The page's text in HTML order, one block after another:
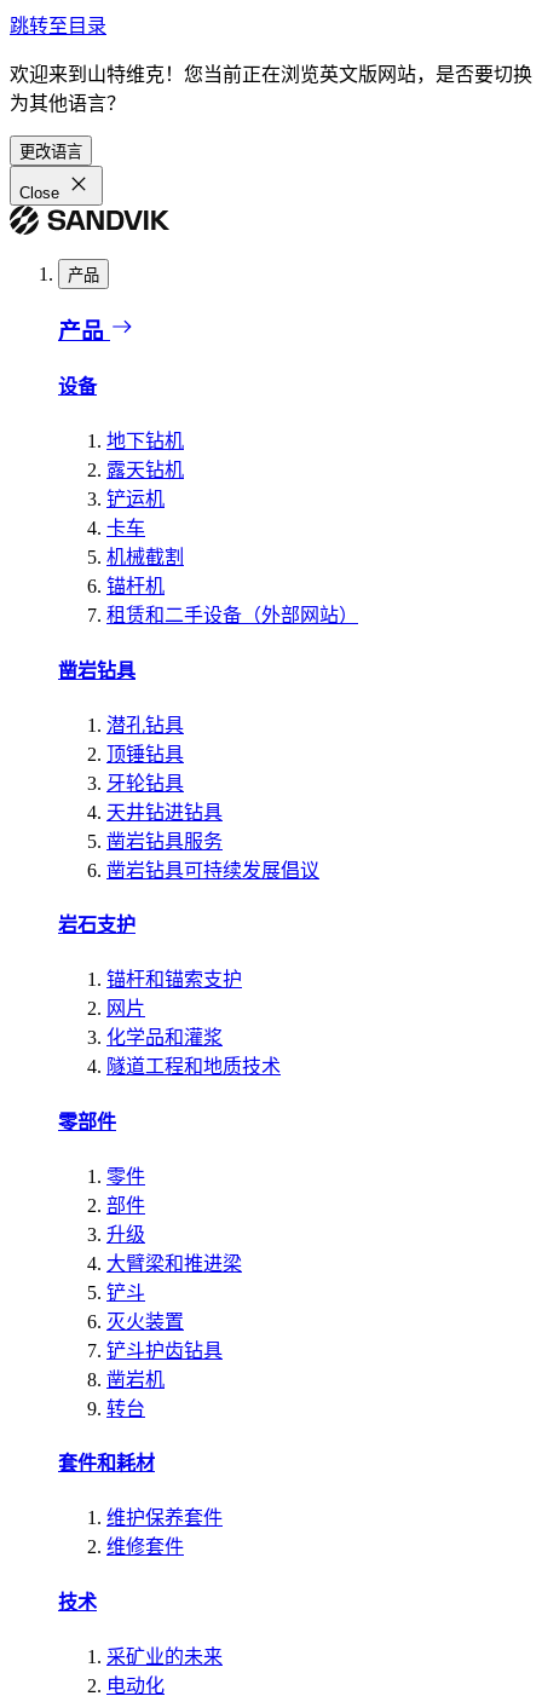
跳转至目录
欢迎来到山特维克！您当前正在浏览英文版网站，是否要切换
为其他语言？
更改语言
Close
产品
产品
设备
地下钻机
露天钻机
铲运机
卡车
机械截割
锚杆机
租赁和二手设备（外部网站）
凿岩钻具
潜孔钻具
顶锤钻具
牙轮钻具
天井钻进钻具
凿岩钻具服务
凿岩钻具可持续发展倡议
岩石支护
锚杆和锚索支护
网片
化学品和灌浆
隧道工程和地质技术
零部件
零件
部件
升级
大臂梁和推进梁
铲斗
灭火装置
铲斗护齿钻具
凿岩机
转台
套件和耗材
维护保养套件
维修套件
技术
采矿业的未来
电动化